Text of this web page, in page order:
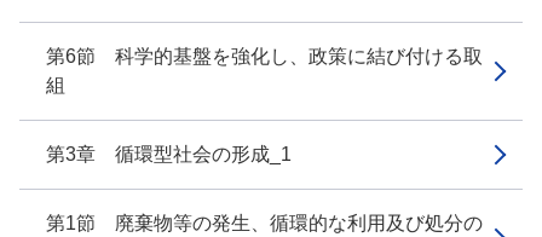
第6節 科学的基盤を強化し、政策に結び付ける取
組
第3章 循環型社会の形成_1
第1節 廃棄物等の発生、循環的な利用及び処分の